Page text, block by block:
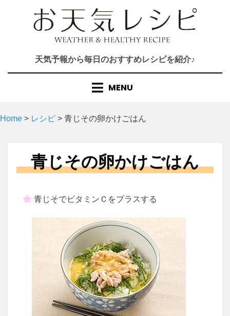
天気予報から毎日のおすすめレシピを紹介♪
MENU
Home > レシピ > 青じその卵かけごはん
青じその卵かけごはん
青じそでビタミンＣをプラスする